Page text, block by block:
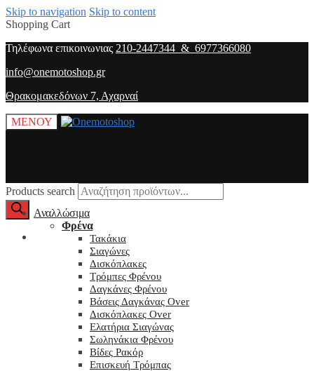
Skip to navigation Skip to content
Shopping Cart
Τηλέφωνα επικοινωνιας 210-2447344 & 6977366080
info@onemotoshop.gr
Θρακομακεδόνων 7, Αχαρναί
ΜΕΝΟΥ
Products search
O λογαριασμός μου
Αναλλώσιμα
Φρένα
Τακάκια
Σιαγώνες
Δισκόπλακες
Τρόμπες Φρένου
Δαγκάνες Φρένου
Βάσεις Δαγκάνας Over
Δισκόπλακες Over
Ελατήρια Σιαγώνας
Σωληνάκια Φρένου
Βίδες Ρακόρ
Επισκευή Τρόμπας